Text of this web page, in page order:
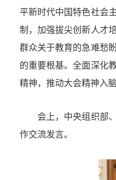
平新时代中国特色社会
制，加强拔尖创新人才
群众关于教育的急难愁
的重要根基。全面深化
精神，推动大会精神入
会上，中央组织部、
作交流发言。